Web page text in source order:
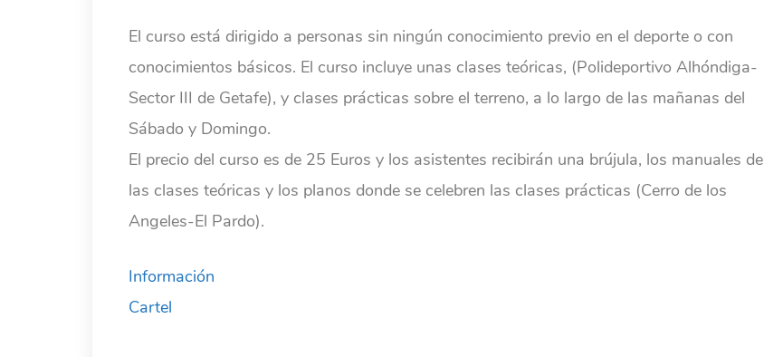
El curso está dirigido a personas sin ningún conocimiento previo en el deporte o con
conocimientos básicos. El curso incluye unas clases teóricas, (Polideportivo Alhóndiga-
Sector III de Getafe), y clases prácticas sobre el terreno, a lo largo de las mañanas del
Sábado y Domingo.
El precio del curso es de 25 Euros y los asistentes recibirán una brújula, los manuales de
las clases teóricas y los planos donde se celebren las clases prácticas (Cerro de los
Angeles-El Pardo).
Información
Cartel